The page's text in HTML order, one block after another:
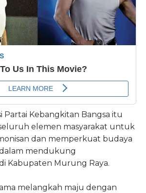
Partai Kebangkitan Bangsa itu
elemen masyarakat untuk
dan memperkuat budaya
mendukung
Kabupaten Murung Raya.
melangkah maju dengan